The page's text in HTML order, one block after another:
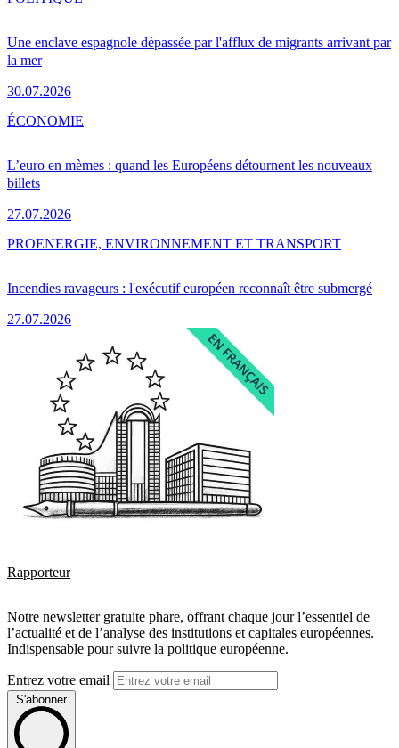
Une enclave espagnole dépassée par l'afflux de migrants arrivant par
la mer
30.07.2026
L’euro en mèmes : quand les Européens détournent les nouveaux
billets
27.07.2026
ÉCONOMIE
Incendies ravageurs : l'exécutif européen reconnaît être submergé
27.07.2026
PROENERGIE, ENVIRONNEMENT ET TRANSPORT
Rapporteur
Notre newsletter gratuite phare, offrant chaque jour l’essentiel de
l’actualité et de l’analyse des institutions et capitales européennes.
Indispensable pour suivre la politique européenne.
Entrez votre email
S'abonner